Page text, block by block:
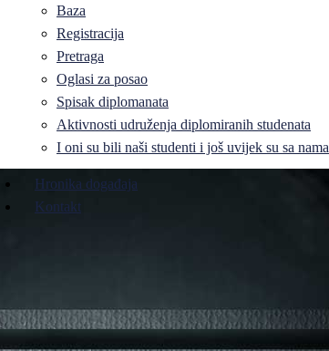
Baza
Registracija
Pretraga
Oglasi za posao
Spisak diplomanata
Aktivnosti udruženja diplomiranih studenata
I oni su bili naši studenti i još uvijek su sa nama
Hronika događaja
Kontakt